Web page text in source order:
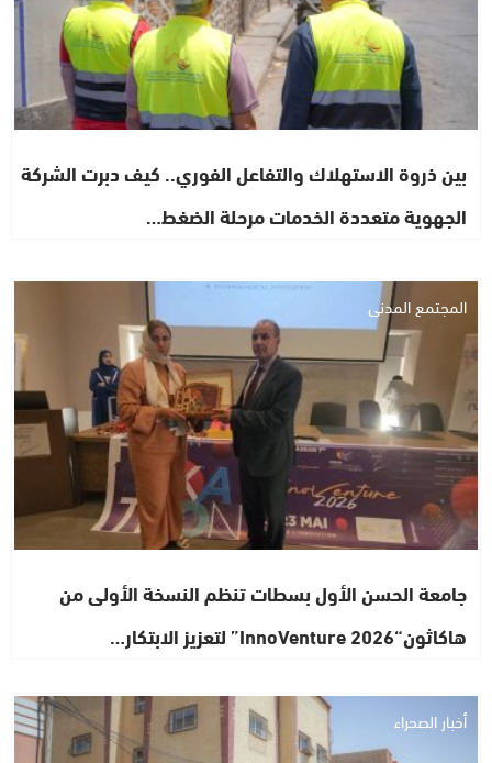
بين ذروة الاستهلاك والتفاعل الفوري.. كيف دبرت الشركة
الجهوية متعددة الخدمات مرحلة الضغط…
المجتمع المدني
جامعة الحسن الأول بسطات تنظم النسخة الأولى من
هاكاثون“InnoVenture 2026” لتعزيز الابتكار…
أخبار الصحراء